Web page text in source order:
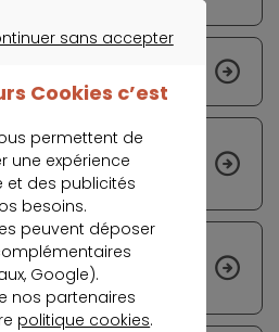
résilié par
assurance moto
sans accepter
Cookies c’est
permettent de
une expérience
et des publicités
besoins.
peuvent déposer
Google).
nos partenaires
politique cookies.